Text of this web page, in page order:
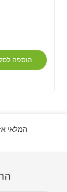
הוספה
המלאי